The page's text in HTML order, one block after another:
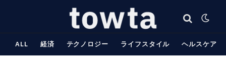
ALL 経済 テクノロジー ライフスタイル ヘルスケア